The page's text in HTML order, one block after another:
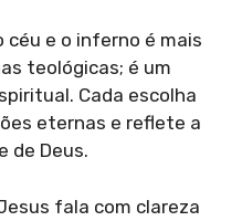
céu e o inferno é mais
teológicas; é um
Cada escolha
eternas e reflete a
de Deus.
fala com clareza